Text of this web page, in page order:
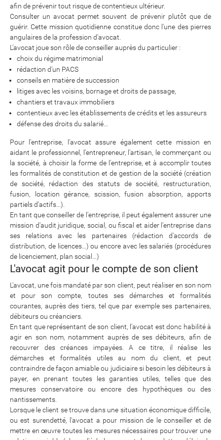
afin de prévenir tout risque de contentieux ultérieur.
Consulter un avocat permet souvent de prévenir plutôt que de
guérir. Cette mission quotidienne constitue donc l'une des pierres
angulaires de la profession d'avocat.
L'avocat joue son rôle de conseiller auprès du particulier :
choix du régime matrimonial
rédaction d'un PACS
conseils en matière de succession
litiges avec les voisins, bornage et droits de passage,
chantiers et travaux immobiliers
contentieux avec les établissements de crédits et les assureurs
défense des droits du salarié...
Pour l'entreprise, l'avocat assure également cette mission en
aidant le professionnel, l'entrepreneur, l'artisan, le commerçant ou
la société, à choisir la forme de l'entreprise, et à accomplir toutes
les formalités de constitution et de gestion de la société (création
de société, rédaction des statuts de société, restructuration,
fusion, location gérance, scission, fusion absorption, apports
partiels d'actifs...).
En tant que conseiller de l'entreprise, il peut également assurer une
mission d'audit juridique, social, ou fiscal et aider l'entreprise dans
ses relations avec les partenaires (rédaction d'accords de
distribution, de licences…) ou encore avec les salariés (procédures
de licenciement, plan social…)
L'avocat agit pour le compte de son client
L'avocat, une fois mandaté par son client, peut réaliser en son nom
et pour son compte, toutes ses démarches et formalités
courantes, auprès des tiers, tel que par exemple ses partenaires,
débiteurs ou créanciers.
En tant que représentant de son client, l'avocat est donc habilité à
agir en son nom, notamment auprès de ses débiteurs, afin de
recouvrer des créances impayées. A ce titre, il réalise les
démarches et formalités utiles au nom du client, et peut
contraindre de façon amiable ou judiciaire si besoin les débiteurs à
payer, en prenant toutes les garanties utiles, telles que des
mesures conservatoire ou encore des hypothèques ou des
nantissements.
Lorsque le client se trouve dans une situation économique difficile,
ou est surendetté, l'avocat a pour mission de le conseiller et de
mettre en œuvre toutes les mesures nécessaires pour trouver une